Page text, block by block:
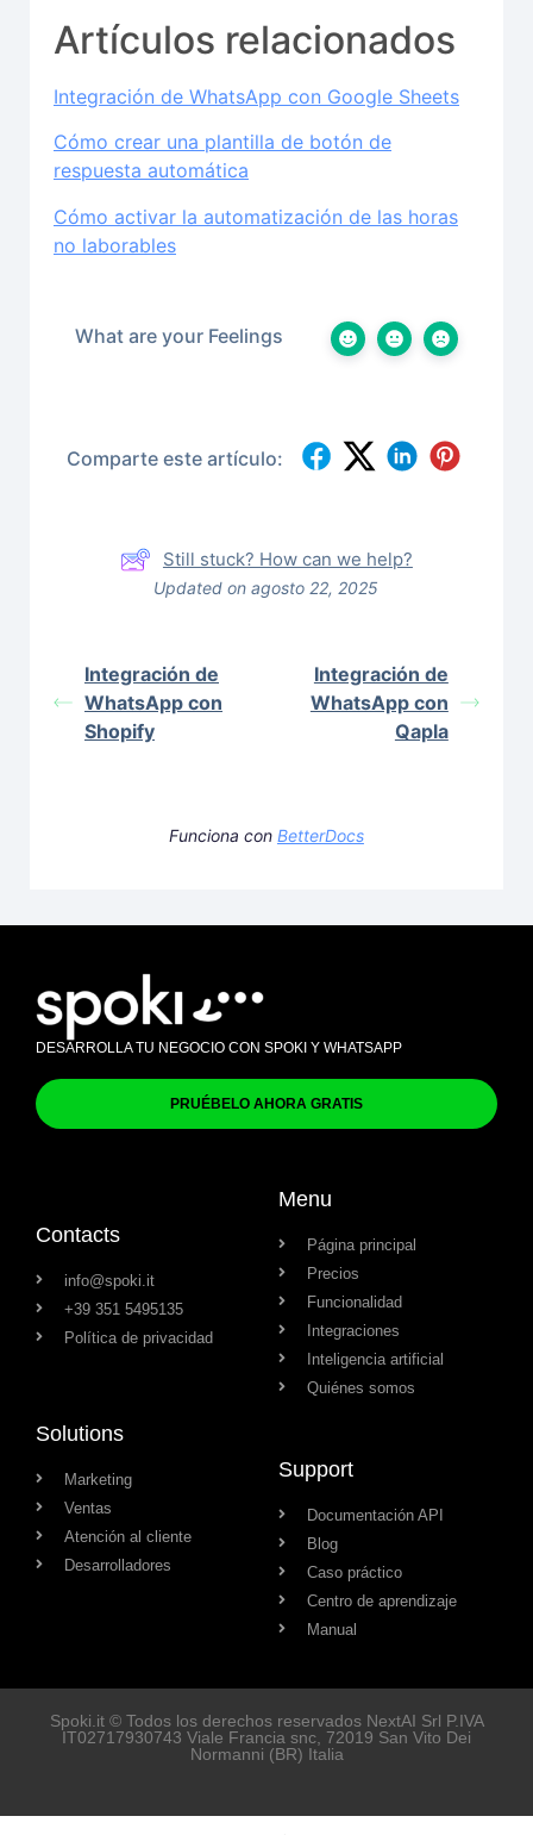
Artículos relacionados
Integración de WhatsApp con Google Sheets
Cómo crear una plantilla de botón de
respuesta automática
Cómo activar la automatización de las horas
no laborables
What are your Feelings
Comparte este artículo:
Still stuck? How can we help?
Updated on agosto 22, 2025
Integración de
WhatsApp con
Shopify
Integración de
WhatsApp con
Qapla
Funciona con BetterDocs
DESARROLLA TU NEGOCIO CON SPOKI Y WHATSAPP
PRUÉBELO AHORA GRATIS
Contacts
info@spoki.it
+39 351 5495135
Política de privacidad
Menu
Página principal
Precios
Funcionalidad
Integraciones
Inteligencia artificial
Quiénes somos
Solutions
Marketing
Ventas
Atención al cliente
Desarrolladores
Support
Documentación API
Blog
Caso práctico
Centro de aprendizaje
Manual
Spoki.it © Todos los derechos reservados NextAI Srl P.IVA
IT02717930743 Viale Francia snc , 72019 San Vito Dei
Normanni (BR) Italia